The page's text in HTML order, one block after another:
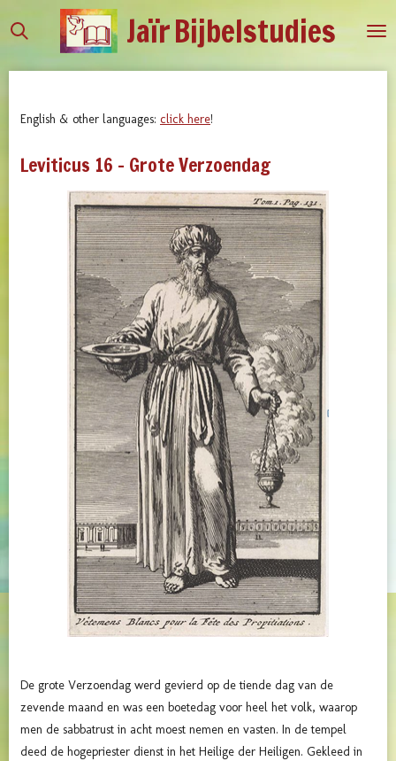
direct
JaïrBijbelstudies
English & other languages: click here!
Leviticus 16 - Grote Verzoendag
De grote Verzoendag werd gevierd op de tiende dag van de
zevende maand en was een boetedag voor heel het volk, waarop
men de sabbatrust in acht moest nemen en vasten. In de tempel
deed de hogepriester dienst in het Heilige der Heiligen. Gekleed in